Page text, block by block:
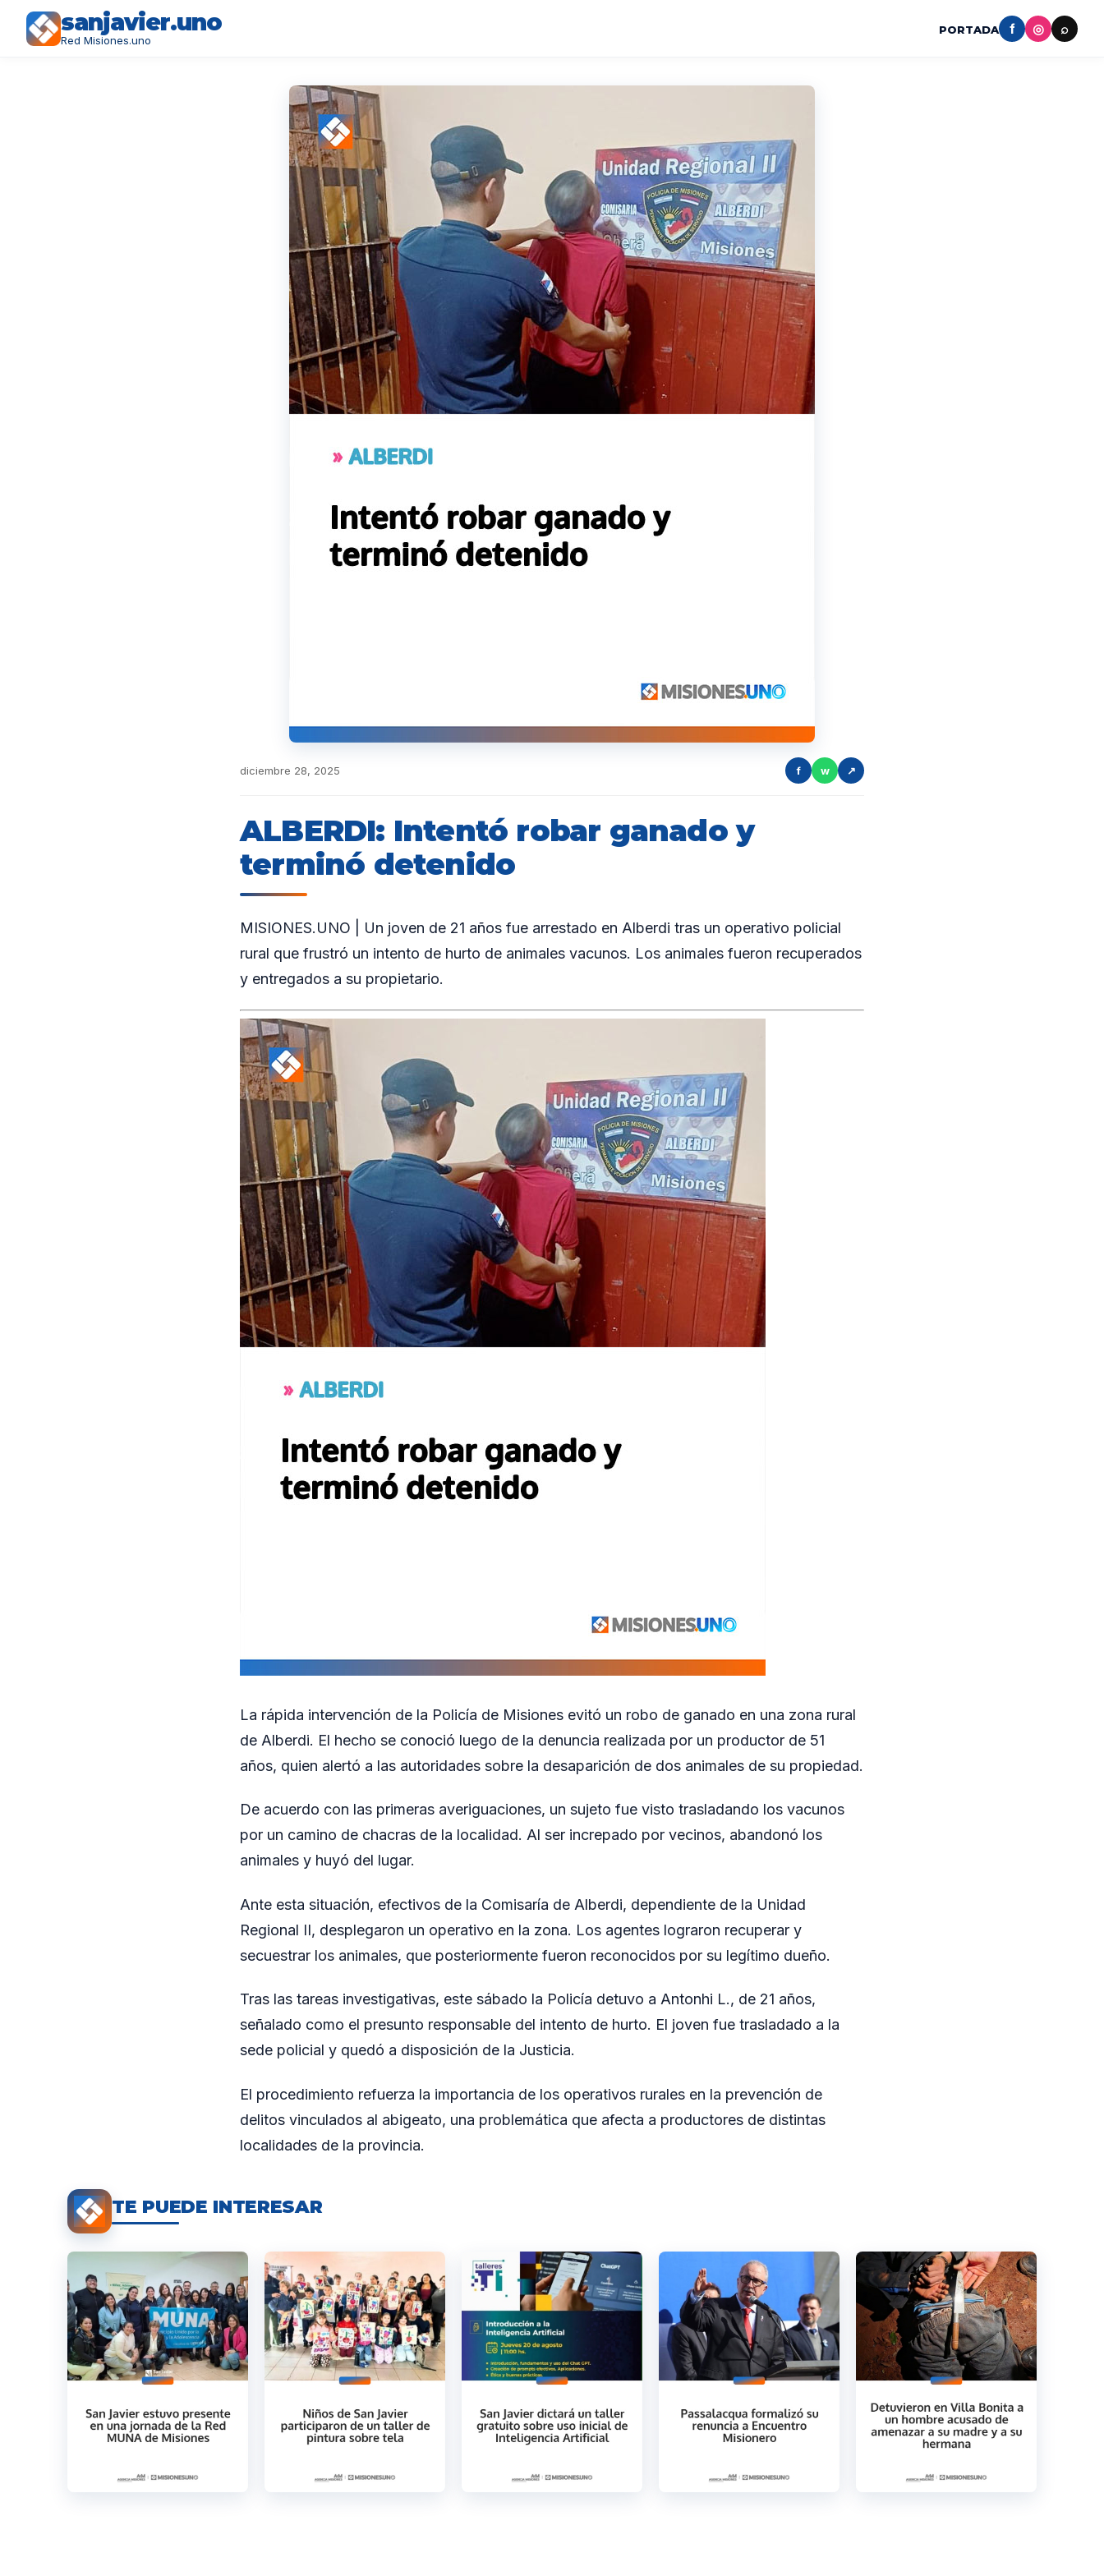
sanjavier.uno
Red Misiones.uno
PORTADA f ◎ ⌕
diciembre 28, 2025 f w ↗
ALBERDI: Intentó robar ganado y
terminó detenido
MISIONES.UNO | Un joven de 21 años fue arrestado en Alberdi tras un operativo policial
rural que frustró un intento de hurto de animales vacunos. Los animales fueron recuperados
y entregados a su propietario.
La rápida intervención de la Policía de Misiones evitó un robo de ganado en una zona rural
de Alberdi. El hecho se conoció luego de la denuncia realizada por un productor de 51
años, quien alertó a las autoridades sobre la desaparición de dos animales de su propiedad.
De acuerdo con las primeras averiguaciones, un sujeto fue visto trasladando los vacunos
por un camino de chacras de la localidad. Al ser increpado por vecinos, abandonó los
animales y huyó del lugar.
Ante esta situación, efectivos de la Comisaría de Alberdi, dependiente de la Unidad
Regional II, desplegaron un operativo en la zona. Los agentes lograron recuperar y
secuestrar los animales, que posteriormente fueron reconocidos por su legítimo dueño.
Tras las tareas investigativas, este sábado la Policía detuvo a Antonhi L., de 21 años,
señalado como el presunto responsable del intento de hurto. El joven fue trasladado a la
sede policial y quedó a disposición de la Justicia.
El procedimiento refuerza la importancia de los operativos rurales en la prevención de
delitos vinculados al abigeato, una problemática que afecta a productores de distintas
localidades de la provincia.
TE PUEDE INTERESAR